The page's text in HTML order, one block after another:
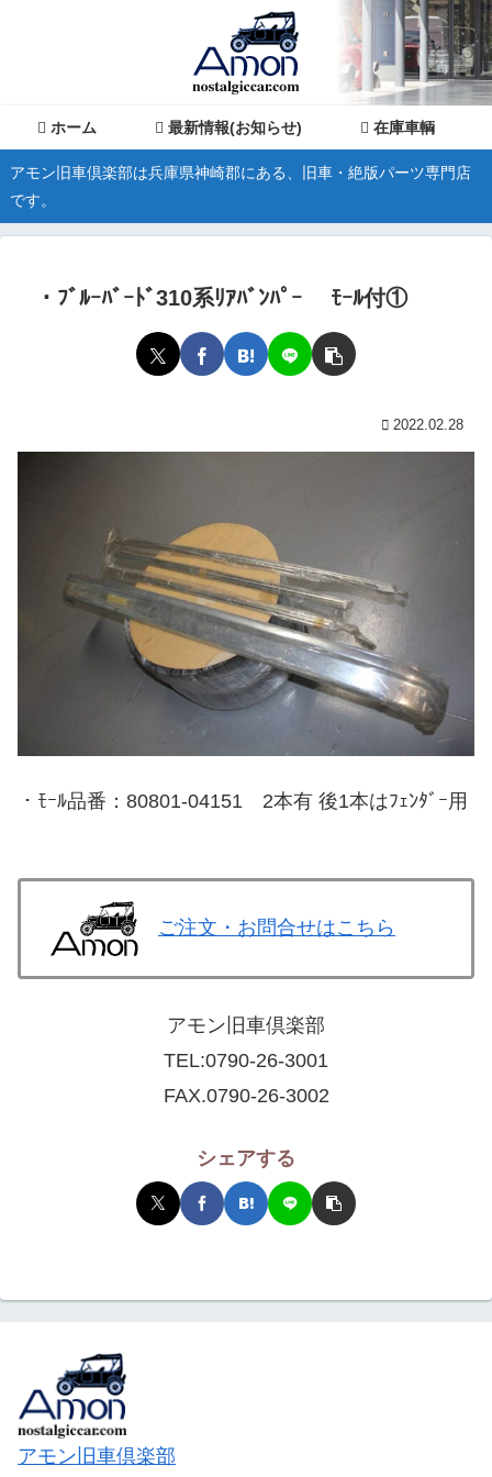
ホーム 最新情報(お知らせ) 在庫車輌
アモン旧車倶楽部は兵庫県神崎郡にある、旧車・絶版パーツ専門店
です。
・ﾌﾞﾙｰﾊﾞｰﾄﾞ310系ﾘｱﾊﾞﾝﾊﾟｰ ﾓｰﾙ付①
2022.02.28
・ﾓｰﾙ品番：80801-04151 2本有 後1本はﾌｪﾝﾀﾞｰ用
ご注文・お問合せはこちら
アモン旧車倶楽部
TEL:0790-26-3001
FAX.0790-26-3002
シェアする
アモン旧車倶楽部